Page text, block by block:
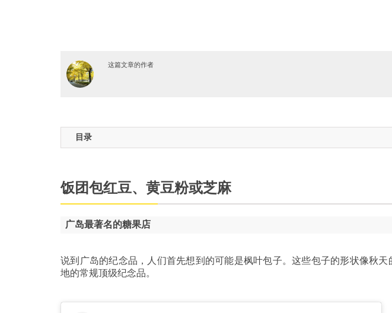
这篇文章的作者
目录
饭团包红豆、黄豆粉或芝麻
广岛最著名的糖果店
说到广岛的纪念品，人们首先想到的可能是枫叶包子。这些包子的形状像秋天
地的常规顶级纪念品。